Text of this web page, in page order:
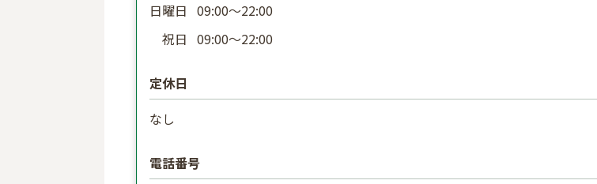
日曜日 09:00〜22:00
祝日 09:00〜22:00
定休日
なし
電話番号